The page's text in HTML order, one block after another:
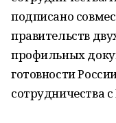
подписано
правительств
профильных
готовности
сотрудничества